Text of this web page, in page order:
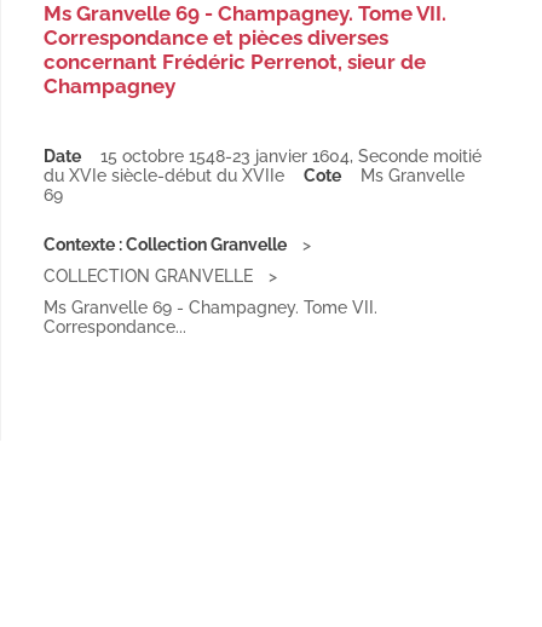
Ms Granvelle 69 - Champagney. Tome VII.
Correspondance et pièces diverses
concernant Frédéric Perrenot, sieur de
Champagney
Date 15 octobre 1548-23 janvier 1604, Seconde moitié
du XVIe siècle-début du XVIIe
Cote
Ms Granvelle
69
Contexte : Collection Granvelle
COLLECTION GRANVELLE
Ms Granvelle 69 - Champagney. Tome VII.
Correspondance...